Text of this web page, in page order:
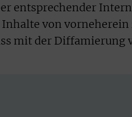
entsprechender
von vorneherein
mit der Diffamierung